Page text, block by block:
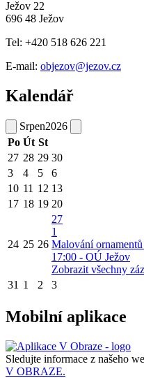
Ježov 22
696 48 Ježov
Tel: +420 518 626 221
E-mail: objezov@jezov.cz
Kalendář
Srpen2026
Po Út St
27 28 29 30
3
4 5 6
10 11 12 13
17 18 19 20
24 25 26
27
1
Malování
17:00 - OÚ Ježov
Zobrazit všechny
31 1 2 3
Mobilní aplikace
Sledujte informace z našeho
V OBRAZE.